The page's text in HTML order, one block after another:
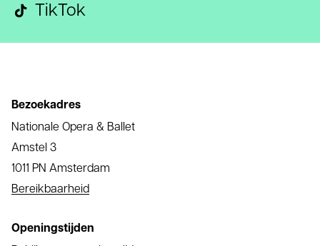
TikTok
Bezoekadres
Nationale Opera & Ballet
Amstel 3
1011 PN Amsterdam
Bereikbaarheid
Openingstijden